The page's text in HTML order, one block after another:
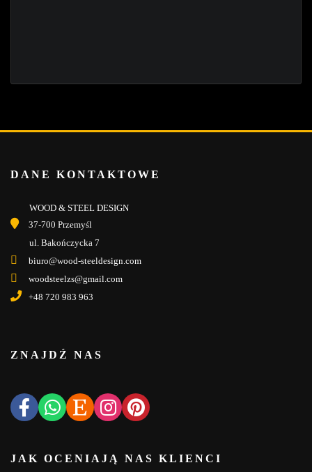
DANE KONTAKTOWE
WOOD & STEEL DESIGN
37-700 Przemyśl
ul. Bakończycka 7
biuro@wood-steeldesign.com
woodsteelzs@gmail.com
+48 720 983 963
ZNAJDŹ NAS
JAK OCENIAJĄ NAS KLIENCI